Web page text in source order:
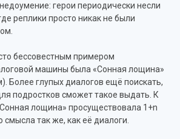
герои периодически несли
реплики просто никак не были
бессовестным примером
машины была «Сонная лощина»
Более глупых диалогов ещё поискать,
подростков сможет такое выдать. К
лощина» просуществовала 1+n
смысла так же, как её диалоги.